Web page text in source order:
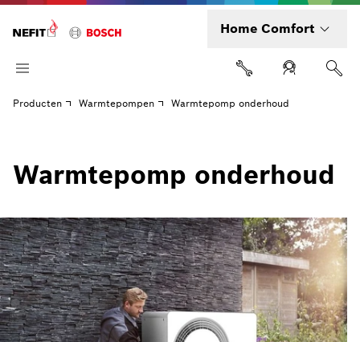
Home Comfort
Producten Warmtepompen Warmtepomp onderhoud
Warmtepomp onderhoud